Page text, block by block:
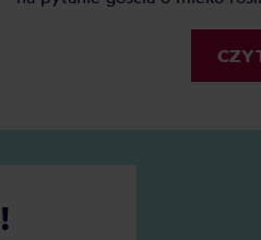
mleko do kawy, ten artykuł